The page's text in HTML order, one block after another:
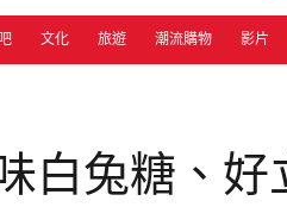
文化 旅遊 潮流購物 影片
白兔糖、好